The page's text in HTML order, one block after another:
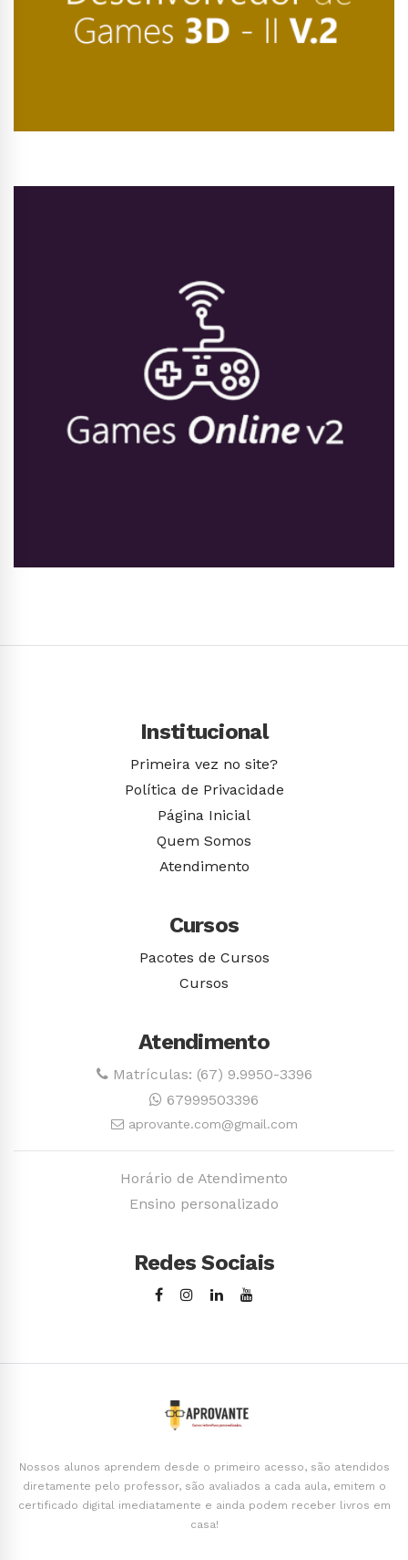
Institucional
Primeira vez no site?
Política de Privacidade
Página Inicial
Quem Somos
Atendimento
Cursos
Pacotes de Cursos
Cursos
Atendimento
Matrículas: (67) 9.9950-3396
67999503396
aprovante.com@gmail.com
Horário de Atendimento
Ensino personalizado
Redes Sociais
Nossos alunos aprendem desde o primeiro acesso, são atendidos
diretamente pelo professor, são avaliados a cada aula, emitem o
certificado digital imediatamente e ainda podem receber livros em
casa!